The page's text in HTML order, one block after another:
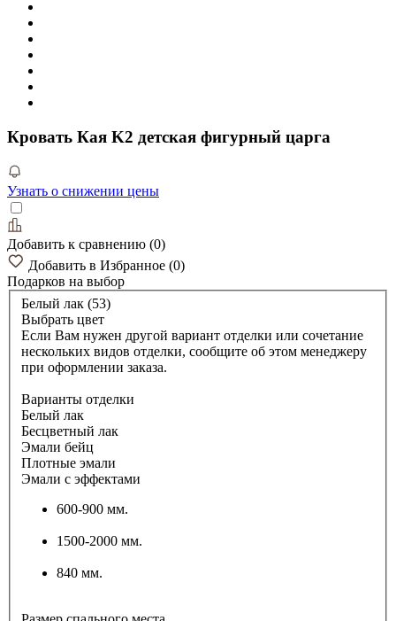
Кровать Кая K2 детская фигурный царга
Узнать о снижении цены
Добавить к сравнению (0)
Добавить в Избранное (0)
Подарков на выбор
Белый лак (53)
Выбрать цвет
Если Вам нужен другой вариант отделки или сочетание
нескольких видов отделки, сообщите об этом менеджеру
при оформлении заказа.
Варианты отделки
Белый лак
Бесцветный лак
Эмали бейц
Плотные эмали
Эмали с эффектами
600-900 мм.
1500-2000 мм.
840 мм.